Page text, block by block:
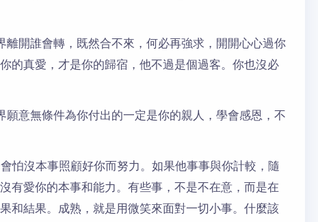
離開誰會轉，既然合不來，何必再強求，開開心心過你
的真愛，才是你的歸宿，他不過是個過客。你也沒必
願意無條件為你付出的一定是你的親人，學會感恩，不
怕沒本事照顧好你而努力。如果他事事與你計較，隨
有愛你的本事和能力。有些事，不是不在意，而是在
和結果。成熟，就是用微笑來面對一切小事。什麼該